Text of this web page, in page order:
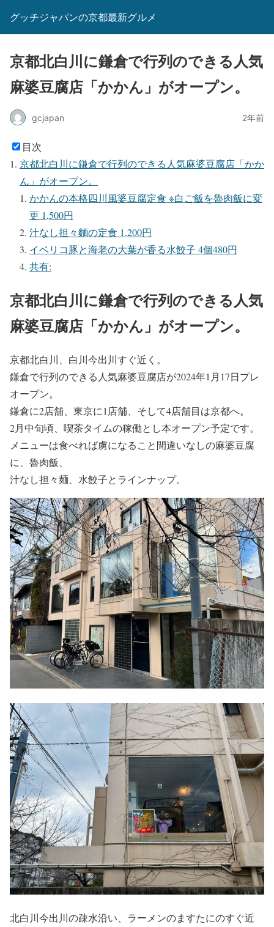
グッチジャパンの京都最新グルメ
京都北白川に鎌倉で行列のできる人気
麻婆豆腐店「かかん」がオープン。
gcjapan 2年前
目次
京都北白川に鎌倉で行列のできる人気麻婆豆腐店「かか
ん」がオープン。
かかんの本格四川風婆豆腐定食 ※白ご飯を魯肉飯に変
更 1,500円
汁なし担々麵の定食 1,200円
イベリコ豚と海老の大葉が香る水餃子 4個480円
共有:
京都北白川に鎌倉で行列のできる人気
麻婆豆腐店「かかん」がオープン。
京都北白川、白川今出川すぐ近く。
鎌倉で行列のできる人気麻婆豆腐店が2024年1月17日プレ
オープン。
鎌倉に2店舗、東京に1店舗、そして4店舗目は京都へ。
2月中旬頃、喫茶タイムの稼働とし本オープン予定です。
メニューは食べれば虜になること間違いなしの麻婆豆腐
に、魯肉飯、
汁なし担々麺、水餃子とラインナップ。
北白川今出川の疎水沿い、ラーメンのますたにのすぐ近